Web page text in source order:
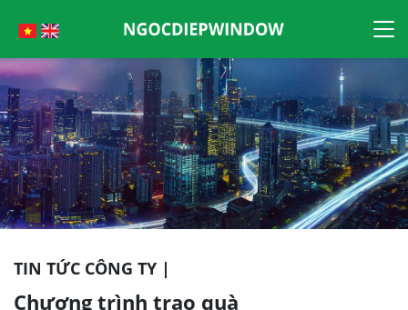
to
content
TIN TỨC CÔNG TY |
Chương trình trao quà